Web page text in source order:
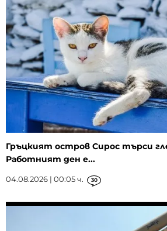
Гръцкият остров Сирос търси
Работният ден е...
04.08.2026 | 00:05 ч. 30